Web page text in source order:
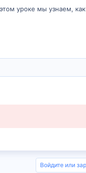
уроке мы узнаем,
Войдите или